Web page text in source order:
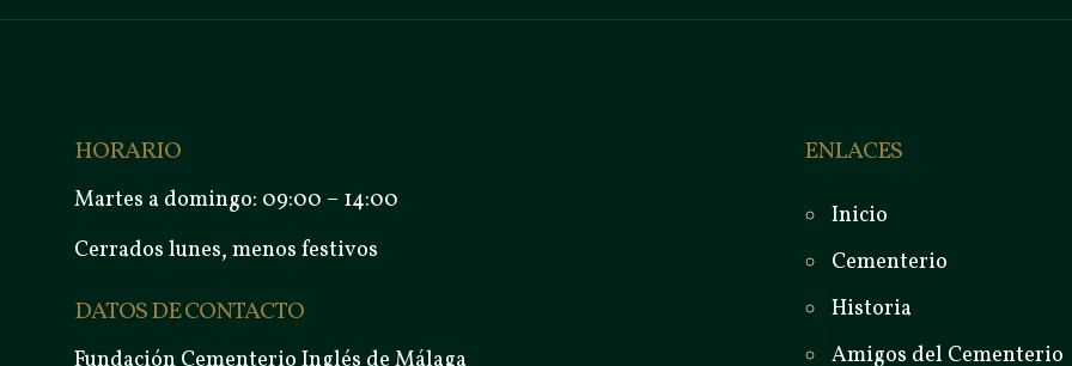
HORARIO
Martes a domingo: 09:00 – 14:00
Cerrados lunes, menos festivos
DATOS DE CONTACTO
ENLACES
Inicio
Cementerio
Historia
Amigos del Cementerio